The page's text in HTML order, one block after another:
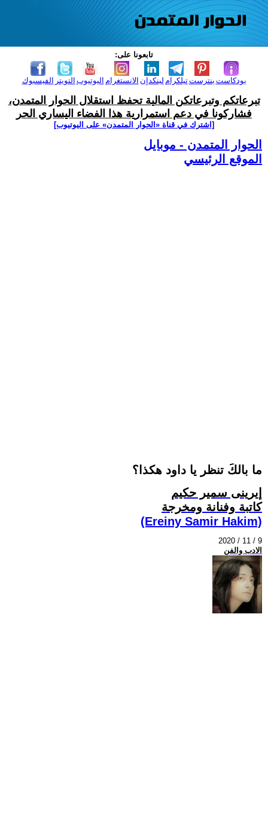
تابعونا على:
الفيسبوك التويتر اليوتيوب الانستغرام لينكدإن تيلكرامبنترست بودكاست
تبرعاتكم وتبرعاتكن المالية تحفظ استقلال الحوار المتمدن،
فشاركونا في دعم استمرارية هذا الفضاء اليساري الحر
[اشترك في قناة ‫«الحوار المتمدن» على اليوتيوب]
الحوار المتمدن - موبايل
الموقع الرئيسي
ما بالكَ تنظر يا داود هكذا؟
إيرينى سمير حكيم
كاتبة وفنانة ومخرجة
(Ereiny Samir Hakim)
2020 / 11 / 9
الادب والفن